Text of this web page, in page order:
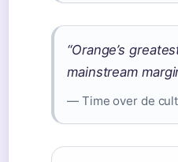
“Orange’s
mainstream
— Time over de